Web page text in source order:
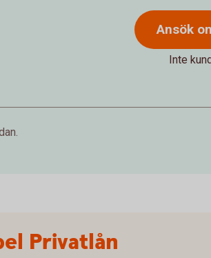
Ansök
Inte
Privatlån